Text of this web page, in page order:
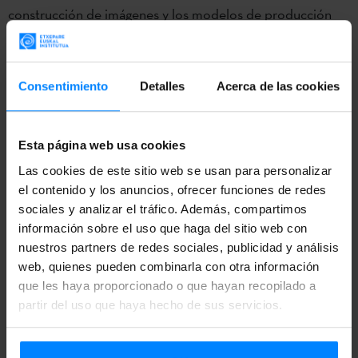
Consentimiento Detalles Acerca de las cookies
Esta página web usa cookies
Las cookies de este sitio web se usan para personalizar
el contenido y los anuncios, ofrecer funciones de redes
sociales y analizar el tráfico. Además, compartimos
información sobre el uso que haga del sitio web con
nuestros partners de redes sociales, publicidad y análisis
web, quienes pueden combinarla con otra información
que les haya proporcionado o que hayan recopilado a
partir del uso que haya hecho de sus servicios.
construcción de imágenes y los modelos de producción
nacional e internacional.
Chilea partir de enero. El Instituto Vasco Etxepare puso
en marcha GAUR(sic) en 2011, la exposición se inauguró el
12 de Junio de 2014 en el festival PINTA de Londres, y
desde entonces ha visitadoManagua(Nicaragua),
Montevideo(Uruguay),Tegucigalpa(Honduras),San José
(Costa Rica),y México DF,gracias a la colaboración en el
proyecto de laAgencia Española de Cooperación
Internacional para el Desarrollo(AECID).